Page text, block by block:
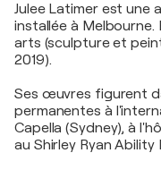
Julee Latimer est une
installée à Melbourne.
arts (sculpture et
2019).
Ses œuvres figurent
permanentes à
Capella (Sydney), à
au Shirley Ryan